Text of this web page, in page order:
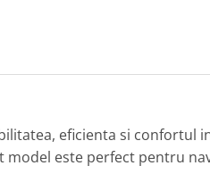
eficienta si confortul
model este perfect pentru